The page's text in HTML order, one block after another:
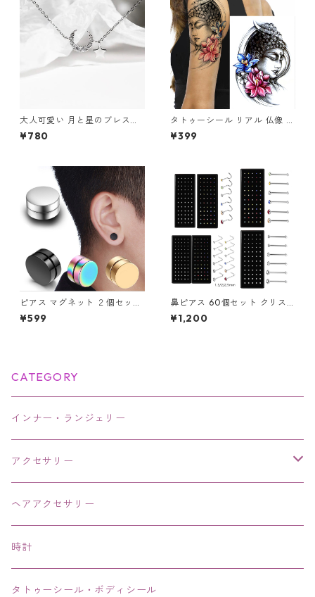
大人可愛い 月と星のブレスレ
ット シルバー ムーンスター 華
奢デザイン レディースアクセ
¥780
タトゥーシール リアル 仏像 ブ
ッダ 仏様 ほとけ 仏 蓮 蓮の花
仏教 入れ墨 刺青 ボディアート
¥399
ピアス マグネット ２個セット
フェイク ノンホール アクセサ
リー マグネットピアス メンズ
¥599
鼻ピアス 60個セット クリス
タル ストレート L字型 スクリ
ュー 3種類 ジュエル 鼻ピ ボデ
¥1,200
CATEGORY
インナー・ランジェリー
アクセサリー
ネックレス・チョーカー
ピアス・イヤリング・鼻ピアス
リング・指輪
ヘアアクセサリー
時計
タトゥーシール・ボディシール